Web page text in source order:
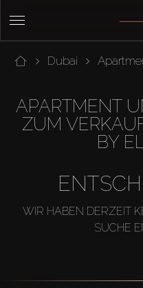
Dubai
APARTMENT
ZUM
BY
WIR HABEN DERZEIT
SUCHE